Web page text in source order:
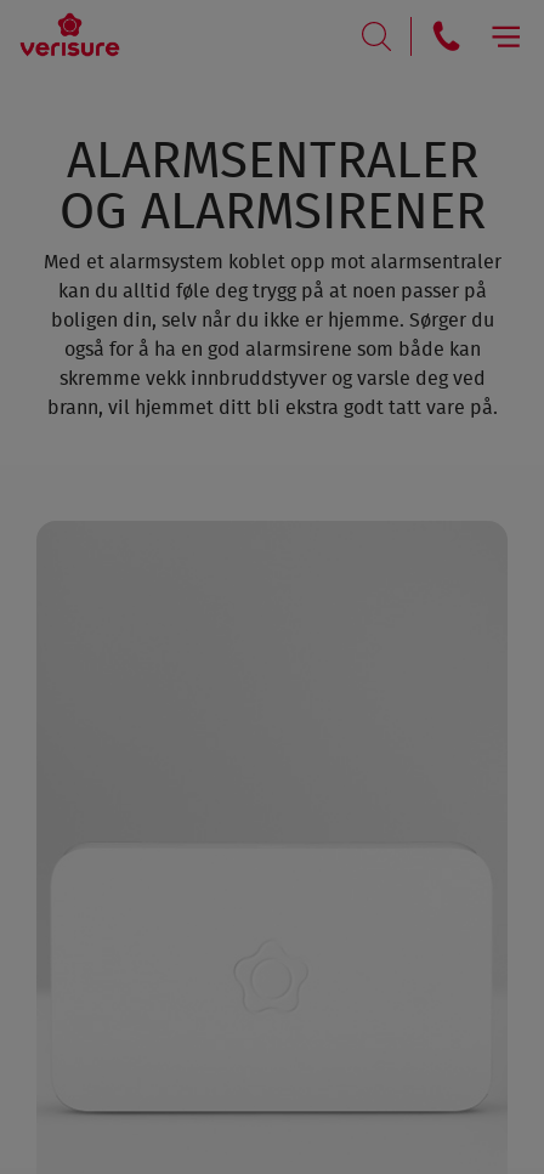
ALARM­SENTRALER
OG ALARM­SIRENER
Med et alarm­system koblet opp mot alarm­sentraler
kan du alltid føle deg trygg på at noen passer på
boligen din, selv når du ikke er hjemme. Sørger du
også for å ha en god alarm­sirene som både kan
skremme vekk innbrudds­tyver og varsle deg ved
brann, vil hjemmet ditt bli ekstra godt tatt vare på.